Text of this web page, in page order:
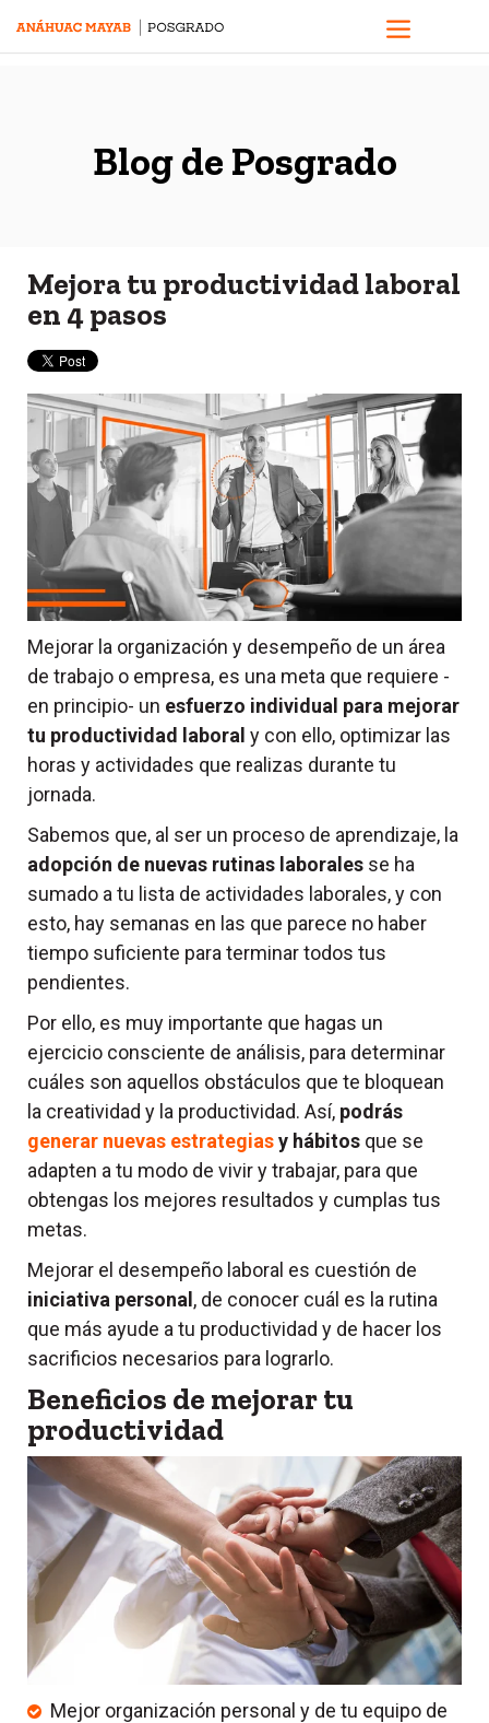
Blog de Posgrado
Mejora tu productividad laboral
en 4 pasos
Mejorar la organización y desempeño de un área
de trabajo o empresa, es una meta que requiere -
en principio- un esfuerzo individual para mejorar
tu productividad laboral y con ello, optimizar las
horas y actividades que realizas durante tu
jornada.
Sabemos que, al ser un proceso de aprendizaje, la
adopción de nuevas rutinas laborales se ha
sumado a tu lista de actividades laborales, y con
esto, hay semanas en las que parece no haber
tiempo suficiente para terminar todos tus
pendientes.
Por ello, es muy importante que hagas un
ejercicio consciente de análisis, para determinar
cuáles son aquellos obstáculos que te bloquean
la creatividad y la productividad. Así, podrás
generar nuevas estrategiasy hábitos que se
adapten a tu modo de vivir y trabajar, para que
obtengas los mejores resultados y cumplas tus
metas.
Mejorar el desempeño laboral es cuestión de
iniciativa personal , de conocer cuál es la rutina
que más ayude a tu productividad y de hacer los
sacrificios necesarios para lograrlo.
Beneficios de mejorar tu
productividad
Mejor organización personal y de tu equipo de